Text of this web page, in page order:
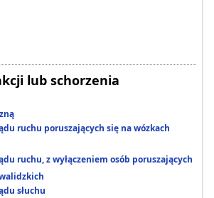
lub schorzenia
ruchu poruszających się na wózkach
ruchu, z wyłączeniem osób poruszających
słuchu